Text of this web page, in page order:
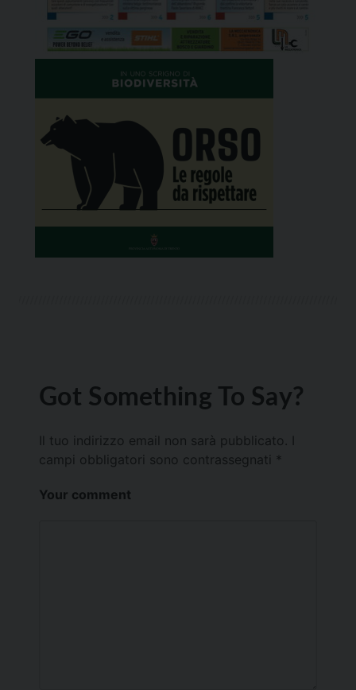
Got Something To Say?
Il tuo indirizzo email non sarà pubblicato.
campi obbligatori sono contrassegnati *
Your comment